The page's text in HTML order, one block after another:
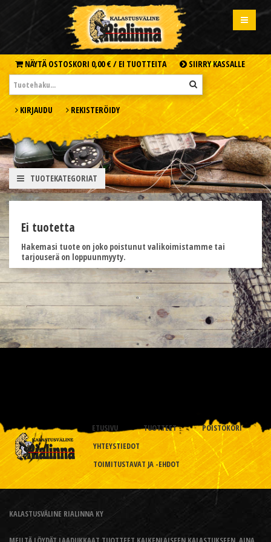
NÄYTÄ OSTOSKORI 0,00 € / EI TUOTTEITA SIIRRY KASSALLE
KIRJAUDU REKISTERÖIDY
TUOTEKATEGORIAT
Ei tuotetta
Hakemasi tuote on joko poistunut valikoimistamme tai
tarjouserä on loppuunmyyty.
ETUSIVU TUOTTEET
POISTOKORI
YHTEYSTIEDOT
TOIMITUSTAVAT JA -EHDOT
KALASTUSVÄLINE RIALINNA KY